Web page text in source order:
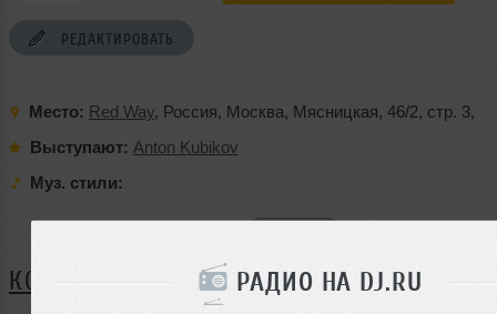
РАДИО НА DJ.RU
РЕДАКТИРОВАТЬ
Место: Red Way, Россия, Москва, Мясницкая, 46/2, стр. 3,
Выступают: Anton Kubikov
Муз. стили:
КОММЕНТАРИИ